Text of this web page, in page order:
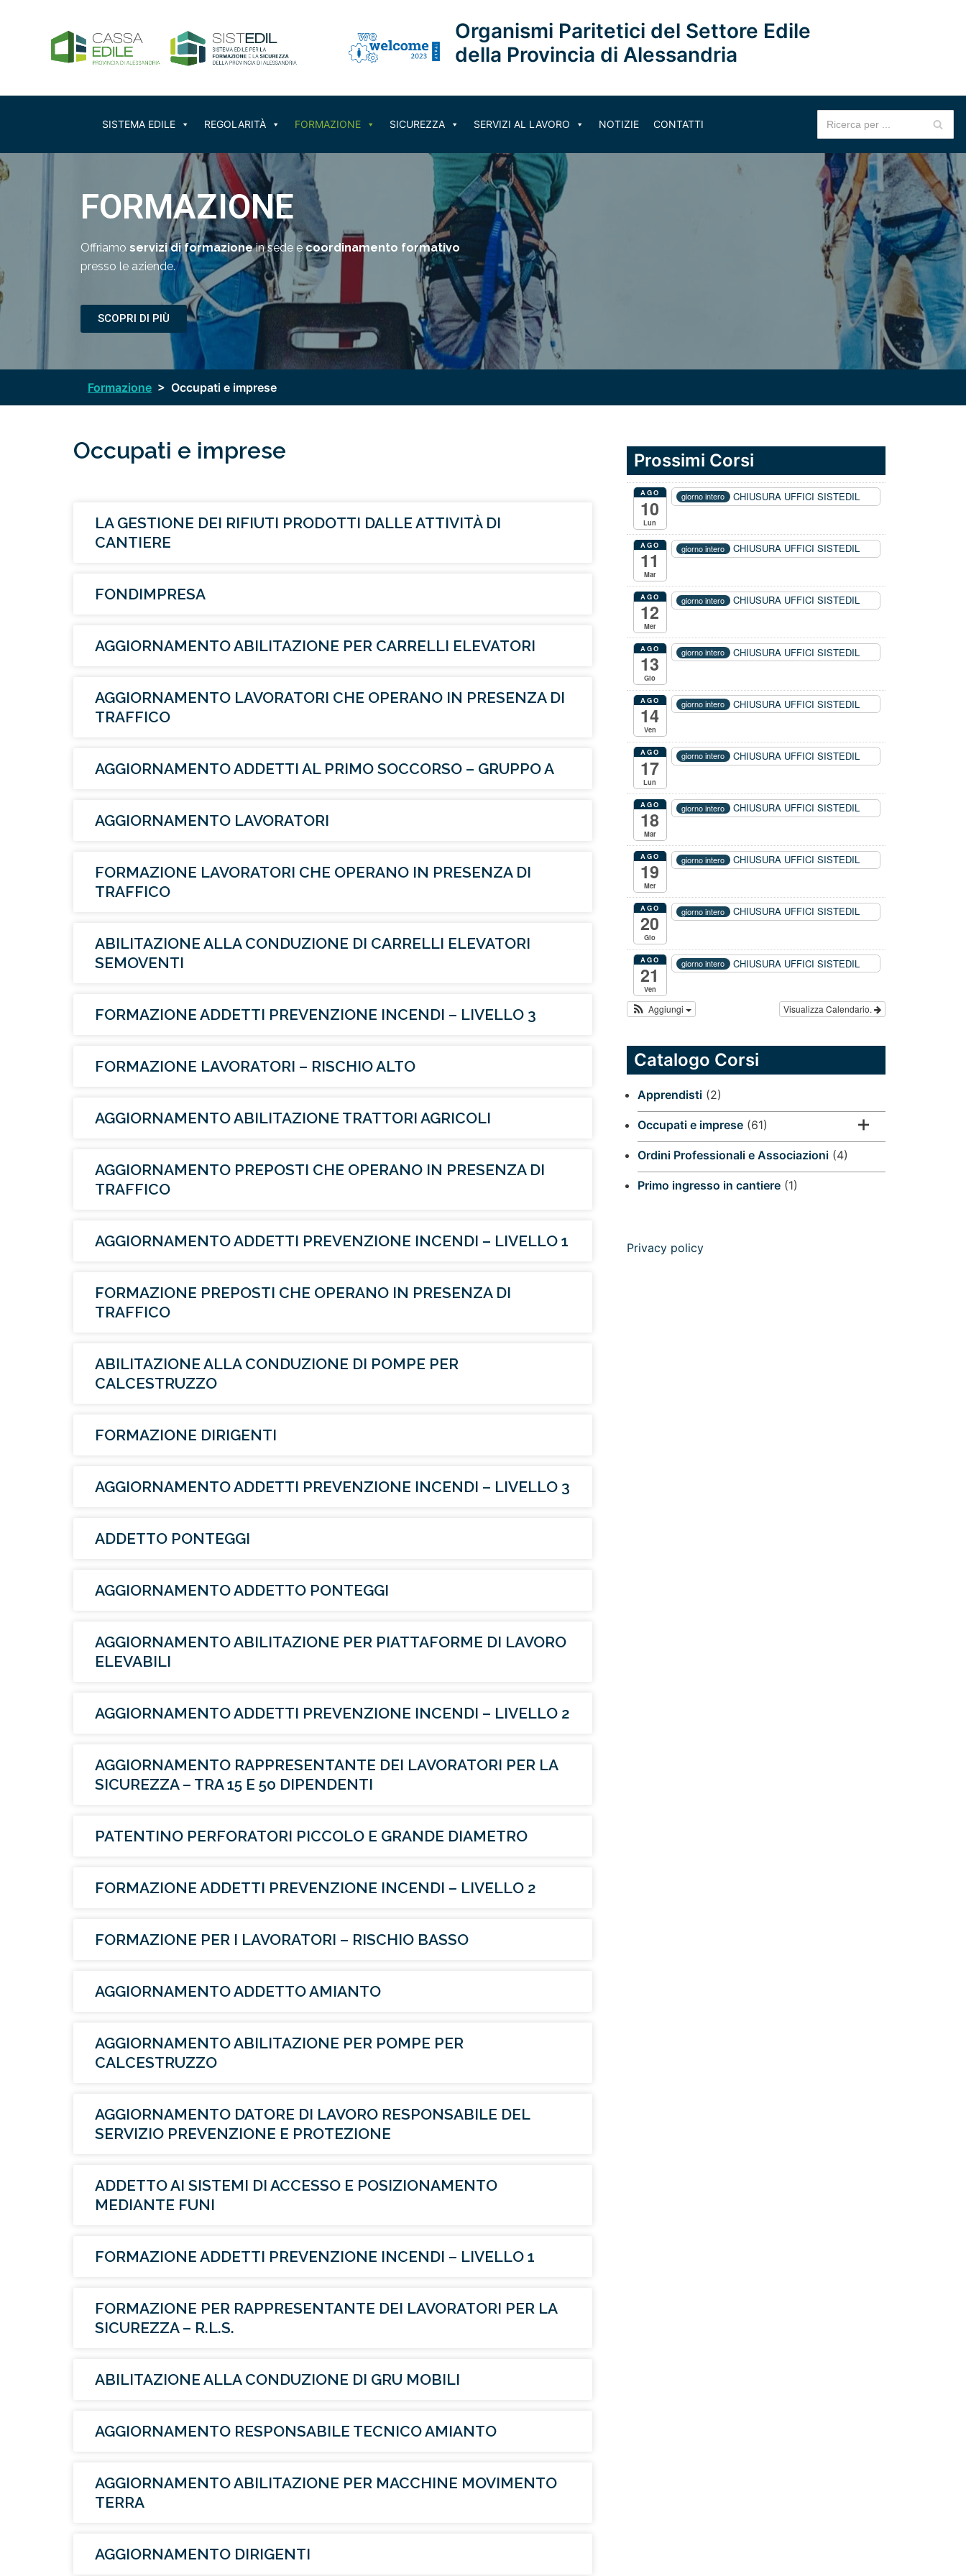
contenuto
Organismi Paritetici del Settore Edile
della Provincia di Alessandria
SISTEMA EDILE REGOLARITÀ FORMAZIONE SICUREZZA SERVIZI AL LAVORO NOTIZIE CONTATTI
FORMAZIONE
Offriamo servizi di formazionein sede ecoordinamento formativo
presso le aziende.
SCOPRI DI PIÙ
Formazione > Occupati e imprese
Occupati e imprese
LA GESTIONE DEI RIFIUTI PRODOTTI DALLE ATTIVITÀ DI
CANTIERE
FONDIMPRESA
AGGIORNAMENTO ABILITAZIONE PER CARRELLI ELEVATORI
AGGIORNAMENTO LAVORATORI CHE OPERANO IN PRESENZA DI
TRAFFICO
AGGIORNAMENTO ADDETTI AL PRIMO SOCCORSO – GRUPPO A
AGGIORNAMENTO LAVORATORI
FORMAZIONE LAVORATORI CHE OPERANO IN PRESENZA DI
TRAFFICO
ABILITAZIONE ALLA CONDUZIONE DI CARRELLI ELEVATORI
SEMOVENTI
FORMAZIONE ADDETTI PREVENZIONE INCENDI – LIVELLO 3
FORMAZIONE LAVORATORI – RISCHIO ALTO
AGGIORNAMENTO ABILITAZIONE TRATTORI AGRICOLI
AGGIORNAMENTO PREPOSTI CHE OPERANO IN PRESENZA DI
TRAFFICO
AGGIORNAMENTO ADDETTI PREVENZIONE INCENDI – LIVELLO 1
FORMAZIONE PREPOSTI CHE OPERANO IN PRESENZA DI
TRAFFICO
ABILITAZIONE ALLA CONDUZIONE DI POMPE PER
CALCESTRUZZO
FORMAZIONE DIRIGENTI
AGGIORNAMENTO ADDETTI PREVENZIONE INCENDI – LIVELLO 3
ADDETTO PONTEGGI
AGGIORNAMENTO ADDETTO PONTEGGI
AGGIORNAMENTO ABILITAZIONE PER PIATTAFORME DI LAVORO
ELEVABILI
AGGIORNAMENTO ADDETTI PREVENZIONE INCENDI – LIVELLO 2
AGGIORNAMENTO RAPPRESENTANTE DEI LAVORATORI PER LA
SICUREZZA – TRA 15 E 50 DIPENDENTI
PATENTINO PERFORATORI PICCOLO E GRANDE DIAMETRO
FORMAZIONE ADDETTI PREVENZIONE INCENDI – LIVELLO 2
FORMAZIONE PER I LAVORATORI – RISCHIO BASSO
AGGIORNAMENTO ADDETTO AMIANTO
AGGIORNAMENTO ABILITAZIONE PER POMPE PER
CALCESTRUZZO
AGGIORNAMENTO DATORE DI LAVORO RESPONSABILE DEL
SERVIZIO PREVENZIONE E PROTEZIONE
ADDETTO AI SISTEMI DI ACCESSO E POSIZIONAMENTO
MEDIANTE FUNI
FORMAZIONE ADDETTI PREVENZIONE INCENDI – LIVELLO 1
FORMAZIONE PER RAPPRESENTANTE DEI LAVORATORI PER LA
SICUREZZA – R.L.S.
ABILITAZIONE ALLA CONDUZIONE DI GRU MOBILI
AGGIORNAMENTO RESPONSABILE TECNICO AMIANTO
AGGIORNAMENTO ABILITAZIONE PER MACCHINE MOVIMENTO
TERRA
AGGIORNAMENTO DIRIGENTI
Prossimi Corsi
AGO
10
Lun
giorno intero CHIUSURA UFFICI SISTEDIL
AGO
11
Mar
giorno intero CHIUSURA UFFICI SISTEDIL
AGO
12
Mer
giorno intero CHIUSURA UFFICI SISTEDIL
AGO
13
Gio
giorno intero CHIUSURA UFFICI SISTEDIL
AGO
14
Ven
giorno intero CHIUSURA UFFICI SISTEDIL
AGO
17
Lun
giorno intero CHIUSURA UFFICI SISTEDIL
AGO
18
Mar
giorno intero CHIUSURA UFFICI SISTEDIL
AGO
19
Mer
giorno intero CHIUSURA UFFICI SISTEDIL
AGO
20
Gio
giorno intero CHIUSURA UFFICI SISTEDIL
AGO
21
Ven
giorno intero CHIUSURA UFFICI SISTEDIL
Visualizza Calendario.
Aggiungi
Catalogo Corsi
Apprendisti(2)
Occupati e imprese(61)
Ordini Professionali e Associazioni(4)
Primo ingresso in cantiere(1)
Privacy policy